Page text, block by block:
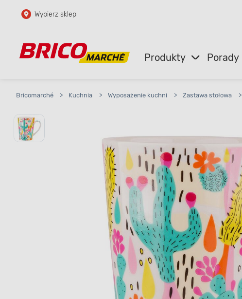
Przejdź do głównej zawartości
Przejdź do wyszukiwarki
Wybierz sklep
Produkty Porady
Bricomarché > Kuchnia > Wyposażenie kuchni > Zastawa stołowa >